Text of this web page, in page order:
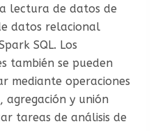
lectura de datos de
datos relacional
SQL. Los
también se pueden
mediante operaciones
y unión
tareas de análisis de